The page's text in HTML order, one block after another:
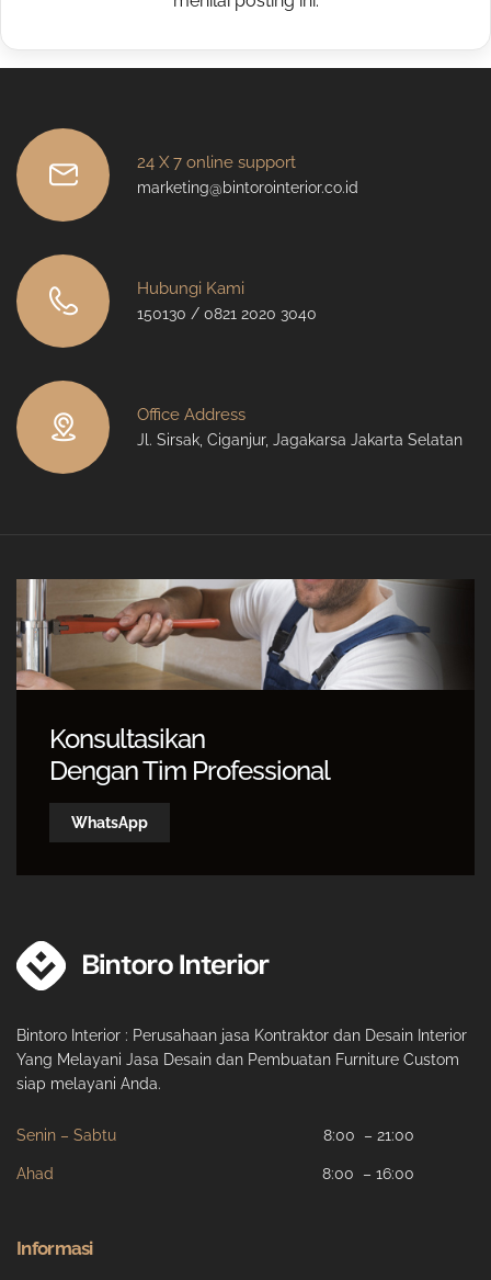
24 X 7 online support
marketing@bintorointerior.co.id
Hubungi Kami
150130 / 0821 2020 3040
Office Address
Jl. Sirsak, Ciganjur, Jagakarsa Jakarta Selatan
Konsultasikan
Dengan Tim Professional
WhatsApp
Bintoro Interior : Perusahaan jasa Kontraktor dan Desain Interior
Yang Melayani Jasa Desain dan Pembuatan Furniture Custom
siap melayani Anda.
Senin – Sabtu 8:00 – 21:00
Ahad 8:00 – 16:00
Informasi